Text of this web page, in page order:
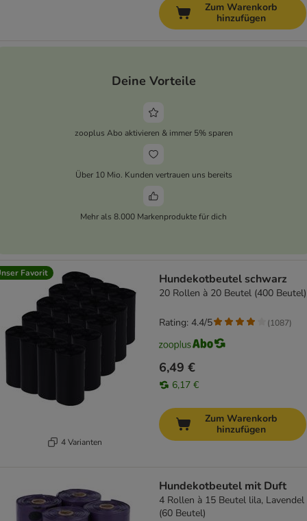
Zum Warenkorb
hinzufügen
Deine Vorteile
zooplus Abo aktivieren & immer 5% sparen
Über 10 Mio. Kunden vertrauen uns bereits
Mehr als 8.000 Markenprodukte für dich
Favorit
4 Varianten
Hundekotbeutel schwarz
20 Rollen à 20 Beutel (400 Beutel)
6,49 €
6,17 €
Rating: 4.4/5 (1087)
Zum Warenkorb
hinzufügen
Hundekotbeutel mit Duft
4 Rollen à 15 Beutel lila, Lavendel
(60 Beutel)